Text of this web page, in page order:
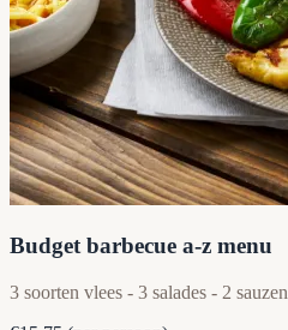
Budget barbecue a-z menu
3 soorten vlees - 3 salades - 2 sauzen